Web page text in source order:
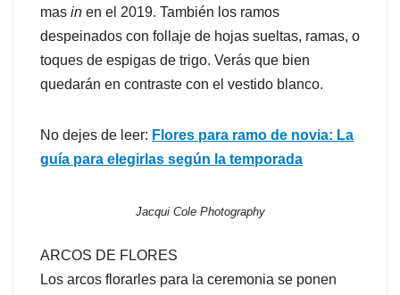
mas in en el 2019. También los ramos
despeinados con follaje de hojas sueltas, ramas, o
toques de espigas de trigo. Verás que bien
quedarán en contraste con el vestido blanco.
No dejes de leer: Flores para ramo de novia: La
guía para elegirlas según la temporada
Jacqui Cole Photography
ARCOS DE FLORES
Los arcos florarles para la ceremonia se ponen